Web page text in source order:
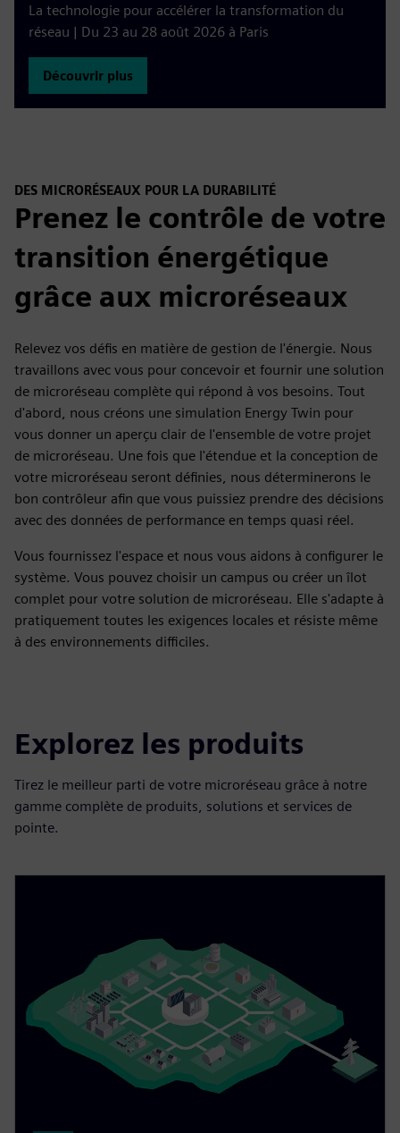
La technologie pour accélérer la transformation du
réseau | Du 23 au 28 août 2026 à Paris
Découvrir plus
DES MICRORÉSEAUX POUR LA DURABILITÉ
Prenez le contrôle de votre
transition énergétique
grâce aux microréseaux
Relevez vos défis en matière de gestion de l'énergie. Nous
travaillons avec vous pour concevoir et fournir une solution
de microréseau complète qui répond à vos besoins. Tout
d'abord, nous créons une simulation Energy Twin pour
vous donner un aperçu clair de l'ensemble de votre projet
de microréseau. Une fois que l'étendue et la conception de
votre microréseau seront définies, nous déterminerons le
bon contrôleur afin que vous puissiez prendre des décisions
avec des données de performance en temps quasi réel.
Vous fournissez l'espace et nous vous aidons à configurer le
système. Vous pouvez choisir un campus ou créer un îlot
complet pour votre solution de microréseau. Elle s'adapte à
pratiquement toutes les exigences locales et résiste même
à des environnements difficiles.
Explorez les produits
Tirez le meilleur parti de votre microréseau grâce à notre
gamme complète de produits, solutions et services de
pointe.